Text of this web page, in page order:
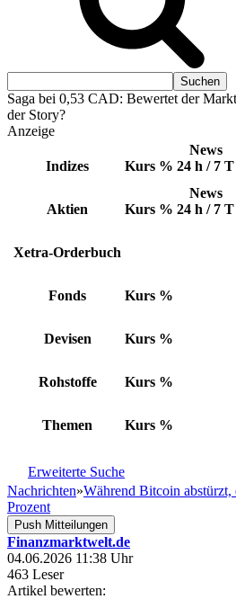
Saga bei 0,53 CAD: Bewertet der
der Story?
Anzeige
Indizes Kurs %
News
24 h / 7 T
Aktien Kurs %
News
24 h / 7 T
Xetra-Orderbuch
Fonds Kurs %
Devisen Kurs %
Rohstoffe Kurs %
Themen Kurs %
Erweiterte Suche
Nachrichten»Während Bitcoin
Prozent
Push Mitteilungen
Finanzmarktwelt.de
04.06.2026 11:38 Uhr
463 Leser
Artikel bewerten: